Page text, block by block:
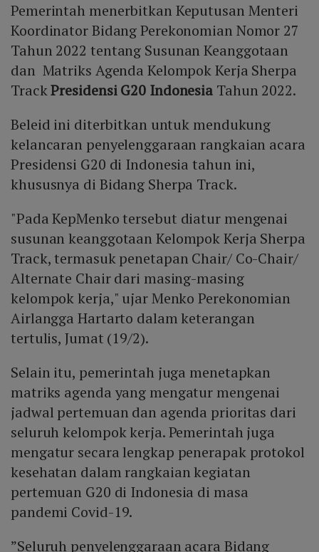
Pemerintah menerbitkan Keputusan Menteri
Koordinator Bidang Perekonomian Nomor 27
Tahun 2022 tentang Susunan Keanggotaan
dan Matriks Agenda Kelompok Kerja Sherpa
TrackPresidensi G20 Indonesia Tahun 2022.
Beleid ini diterbitkan untuk mendukung
kelancaran penyelenggaraan rangkaian acara
Presidensi G20 di Indonesia tahun ini,
khususnya di Bidang Sherpa Track.
"Pada KepMenko tersebut diatur mengenai
susunan keanggotaan Kelompok Kerja Sherpa
Track, termasuk penetapan Chair/ Co-Chair/
Alternate Chair dari masing-masing
kelompok kerja," ujar Menko Perekonomian
Airlangga Hartarto dalam keterangan
tertulis, Jumat (19/2).
Selain itu, pemerintah juga menetapkan
matriks agenda yang mengatur mengenai
jadwal pertemuan dan agenda prioritas dari
seluruh kelompok kerja. Pemerintah juga
mengatur secara lengkap penerapak protokol
kesehatan dalam rangkaian kegiatan
pertemuan G20 di Indonesia di masa
pandemi Covid-19.
”Seluruh penyelenggaraan acara Bidang